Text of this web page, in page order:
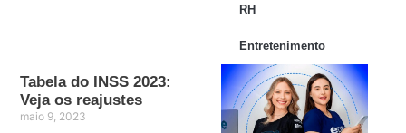
Tabela do INSS 2023:
Veja os reajustes
maio 9, 2023
RH
Entretenimento